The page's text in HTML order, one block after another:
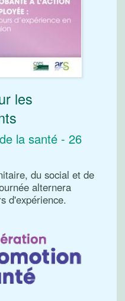
les
la santé - 26
du social et de
alternera
d'expérience.